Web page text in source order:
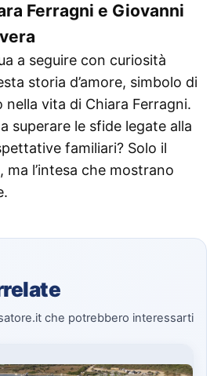
Ferragni e Giovanni
a seguire con curiosità
storia d’amore, simbolo di
vita di Chiara Ferragni.
superare le sfide legate alla
familiari? Solo il
l’intesa che mostrano
che potrebbero interessarti